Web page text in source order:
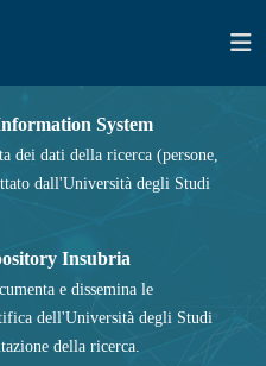
System
dei dati della ricerca (persone,
dall'Università degli Studi
Insubria
e dissemina le
dell'Università degli Studi
della ricerca.